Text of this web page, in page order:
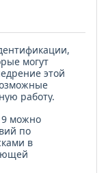
могут
этой
работу.
можно
по
в